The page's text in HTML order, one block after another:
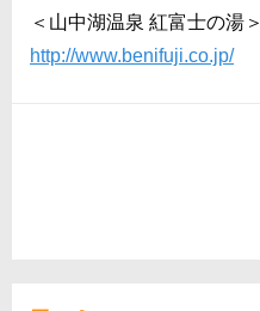
＜山中湖温泉 紅富士の湯＞
http://www.benifuji.co.jp/